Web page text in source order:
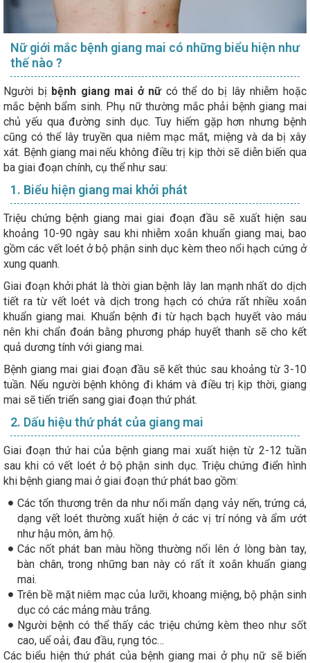
Nữ giới mắc bệnh giang mai có những biểu hiện như
thế nào ?
Người bị bệnh giang mai ở nữcó thể do bị lây nhiễm hoặc
mắc bệnh bẩm sinh. Phụ nữ thường mắc phải bệnh giang mai
chủ yếu qua đường sinh dục. Tuy hiếm gặp hơn nhưng bệnh
cũng có thể lây truyền qua niêm mạc mắt, miệng và da bị xây
xát. Bệnh giang mai nếu không điều trị kịp thời sẽ diễn biến qua
ba giai đoạn chính, cụ thể như sau:
1. Biểu hiện giang mai khởi phát
Triệu chứng bệnh giang mai giai đoạn đầu sẽ xuất hiện sau
khoảng 10-90 ngày sau khi nhiễm xoắn khuẩn giang mai, bao
gồm các vết loét ở bộ phận sinh dục kèm theo nổi hạch cứng ở
xung quanh.
Giai đoạn khởi phát là thời gian bệnh lây lan mạnh nhất do dịch
tiết ra từ vết loét và dịch trong hạch có chứa rất nhiều xoắn
khuẩn giang mai. Khuẩn bệnh đi từ hạch bạch huyết vào máu
nên khi chẩn đoán bằng phương pháp huyết thanh sẽ cho kết
quả dương tính với giang mai.
Bệnh giang mai giai đoạn đầu sẽ kết thúc sau khoảng từ 3-10
tuần. Nếu người bệnh không đi khám và điều trị kịp thời, giang
mai sẽ tiến triển sang giai đoạn thứ phát.
2. Dấu hiệu thứ phát của giang mai
Giai đoạn thứ hai của bệnh giang mai xuất hiện từ 2-12 tuần
sau khi có vết loét ở bộ phận sinh dục. Triệu chứng điển hình
khi bệnh giang mai ở giai đoạn thứ phát bao gồm:
Các tổn thương trên da như nổi mẩn dạng vảy nến, trứng cá,
dạng vết loét thường xuất hiện ở các vị trí nóng và ẩm ướt
như hậu môn, âm hộ.
Các nốt phát ban màu hồng thường nổi lên ở lòng bàn tay,
bàn chân, trong những ban này có rất ít xoắn khuẩn giang
mai.
Trên bề mặt niêm mạc của lưỡi, khoang miệng, bộ phận sinh
dục có các mảng màu trắng.
Người bệnh có thể thấy các triệu chứng kèm theo như sốt
cao, uể oải, đau đầu, rụng tóc…
Các biểu hiện thứ phát của bệnh giang mai ở phụ nữ sẽ biến